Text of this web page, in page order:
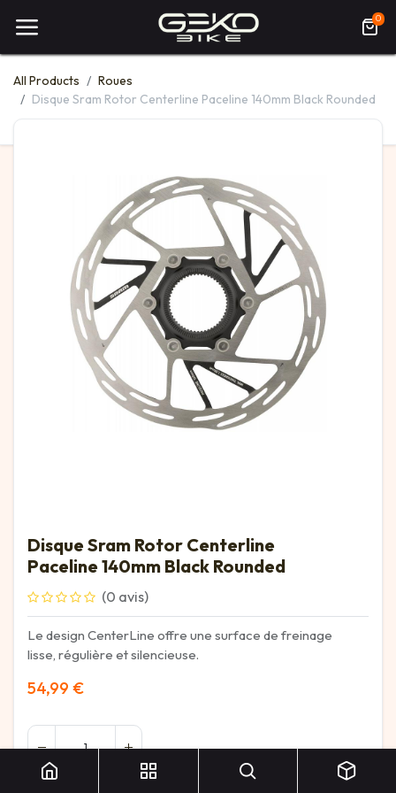
0
All Products
Roues
Disque Sram Rotor Centerline Paceline 140mm Black Rounded
Disque Sram Rotor Centerline
Paceline 140mm Black Rounded
(0 avis)
Le design CenterLine offre une surface de freinage
lisse, régulière et silencieuse.
54,99 €